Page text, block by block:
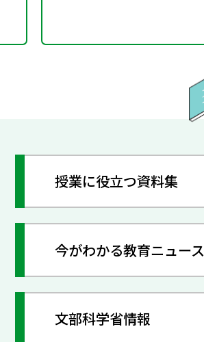
授業に役立つ資料集
今がわかる教育ニュース
文部科学省情報